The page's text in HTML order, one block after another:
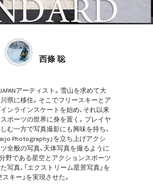
西條 聡
アーティスト。雪山を求めて大
県に移住。そこでフリースキーとア
ンラインスケートを始め、それ以来
ポーツの世界に身を置く。プレイヤ
む一方で写真撮影にも興味を持ち、
Photography」を立ち上げアクシ
全般の写真、天体写真を撮るように
野である星空とアクションスポーツ
写真、「エクストリーム星景写真」を
スキー」を実現させた。